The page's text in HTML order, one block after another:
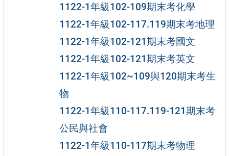
1122-1年級102-109期末考化學
1122-1年級102-117.119期末考地理
1122-1年級102-121期末考國文
1122-1年級102-121期末考英文
1122-1年級102~109與120期末考生
物
1122-1年級110-117.119-121期末考
公民與社會
1122-1年級110-117期末考物理